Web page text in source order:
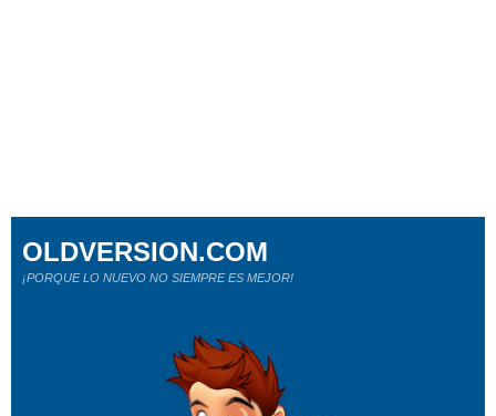
OLDVERSION.COM
¡PORQUE LO NUEVO NO SIEMPRE ES MEJOR!